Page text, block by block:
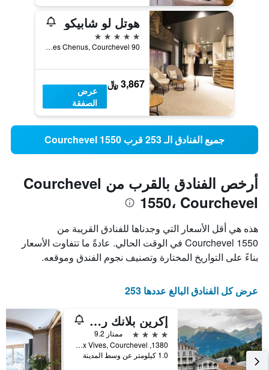
هوتل لو شابيكو
5 نجوم
90 Route Des Chenus, Courchevel, إقايم سافوا, فرنسا
3,867 ﷼
عرض
الصفقة
جميع الفنادق الـ 253 قرب Courchevel 1550
أرخص الفنادق بالقرب من Courchevel
1550، Courchevel
هذه هي أقل الأسعار التي وجدناها للفنادق القريبة من
Courchevel 1550 في الوقت الحالي. عادةً ما تتفاوت الأسعار
بناءً على التواريخ المختارة وتصنيف نجوم الفندق وموقعه.
عرض كل الفنادق البالغ عددها 253
إكرين بلانك ريزورت كورشيفيل
4 نجوم
ممتاز 9.2
1380, Route Des Eaux Vives, Courchevel, إقايم سافوا, فرنسا
1.0 كيلومتر عن وسط المدينة